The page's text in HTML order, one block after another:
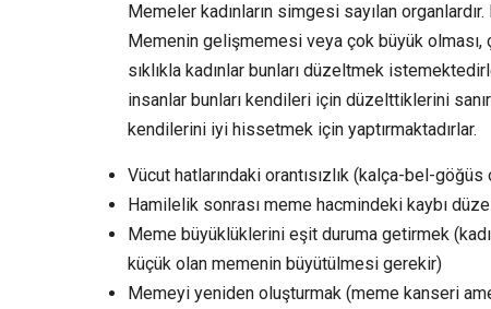
Memeler kadınların simgesi sayılan
Memenin gelişmemesi veya çok büyük olması,
sıklıkla kadınlar bunları düzeltmek
insanlar bunları kendileri için düzelttiklerini
kendilerini iyi hissetmek için yaptırmaktadırlar.
Vücut hatlarındaki orantısızlık (kalça-bel-göğüs
Hamilelik sonrası meme hacmindeki kaybı
Meme büyüklüklerini eşit duruma getirmek
küçük olan memenin büyütülmesi gerekir)
Memeyi yeniden oluşturmak (meme kanseri